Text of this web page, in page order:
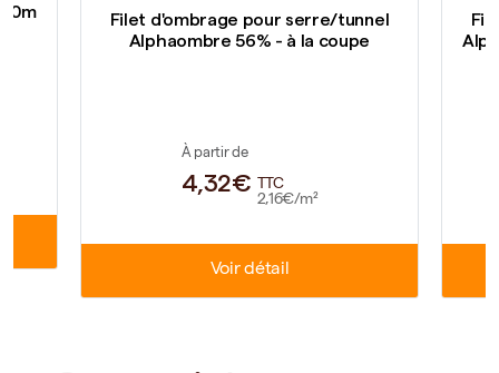
Filet d'ombrage pour serre/tunnel
Alphaombre 56% - à la coupe
À partir de
4,32€
TTC
2,16€/m²
Voir détail